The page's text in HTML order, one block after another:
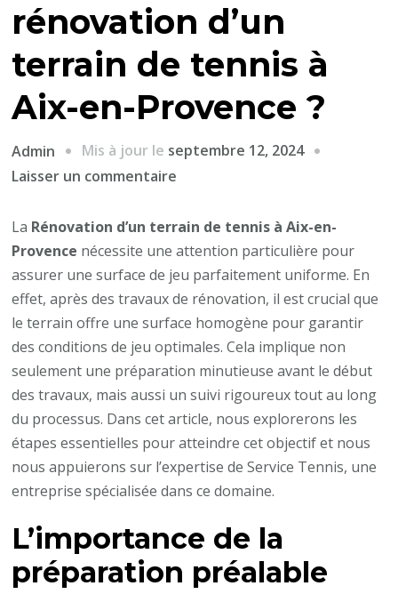
rénovation d’un
terrain de tennis à
Aix-en-Provence ?
Admin Mis à jour le septembre 12, 2024
Laisser un commentaire
garantir
une
surface
de
jeu
uniforme
après
la
rénovation
d’un
terrain
de
à
en-
La Rénovation d’un terrain de tennis à Aix-en-
Provence nécessite une attention particulière pour
assurer une surface de jeu parfaitement uniforme. En
effet, après des travaux de rénovation, il est crucial que
le terrain offre une surface homogène pour garantir
des conditions de jeu optimales. Cela implique non
seulement une préparation minutieuse avant le début
des travaux, mais aussi un suivi rigoureux tout au long
du processus. Dans cet article, nous explorerons les
étapes essentielles pour atteindre cet objectif et nous
nous appuierons sur l’expertise de Service Tennis, une
entreprise spécialisée dans ce domaine.
L’importance de la
préparation préalable